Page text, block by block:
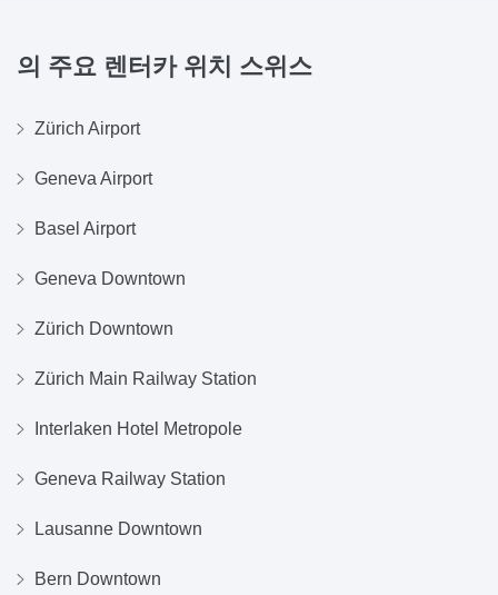
의 주요 렌터카 위치 스위스
Zürich Airport
Geneva Airport
Basel Airport
Geneva Downtown
Zürich Downtown
Zürich Main Railway Station
Interlaken Hotel Metropole
Geneva Railway Station
Lausanne Downtown
Bern Downtown